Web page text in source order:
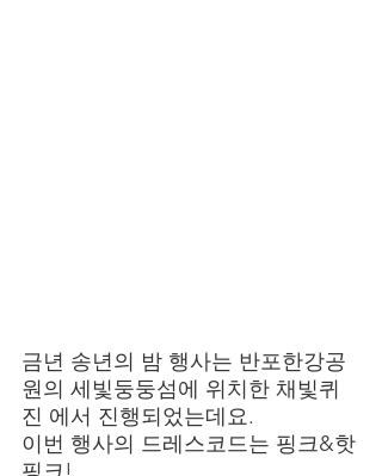
금년 송년의 밤 행사는 반포한강공
원의 세빛둥둥섬에 위치한 채빛퀴
진 에서 진행되었는데요.
이번 행사의 드레스코드는 핑크&핫